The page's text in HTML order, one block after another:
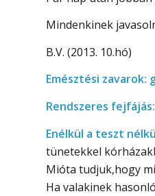
Mindenkinek
B.V. (2013. 10.hó)
Emésztési zavarok:
Rendszeres
Enélkül a teszt
tünetekkel
Mióta tudjuk,hogy
Ha valakinek